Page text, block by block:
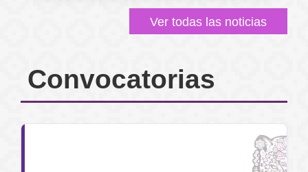
Ver todas las noticias
Convocatorias